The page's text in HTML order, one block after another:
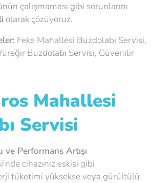
çalışmaması gibi sorunlarını
olarak çözüyoruz.
Feke Mahallesi Buzdolabı Servisi,
Buzdolabı Servisi, Güvenilir
Mahallesi
Servisi
ve Performans Artışı
cihazınız eskisi gibi
tüketimi yüksekse veya gürültülü